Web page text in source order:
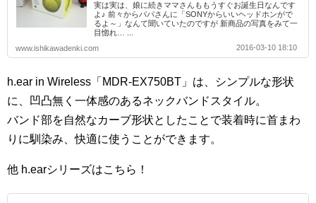
実は実は、娘に続きママさんももうすぐお誕生日なんです
よ♪ 前々からパパさんに「SONYからいいヘッドホンがで
るよ～」なんて聞いていたのですが 新商品の写真をみて一
目惚れ… ...
www.ishikawadenki.com
2016-03-10 18:10
h.ear in Wireless「MDR-EX750BT」 は、シンプルな形状
に、凹凸無く一体感のあるネックバンドスタイル。
バンド部を自然なカーブ形状としたことで装着時に首まわ
りに馴染み、快適に使うことができます。
他 h.earシリーズはこちら！